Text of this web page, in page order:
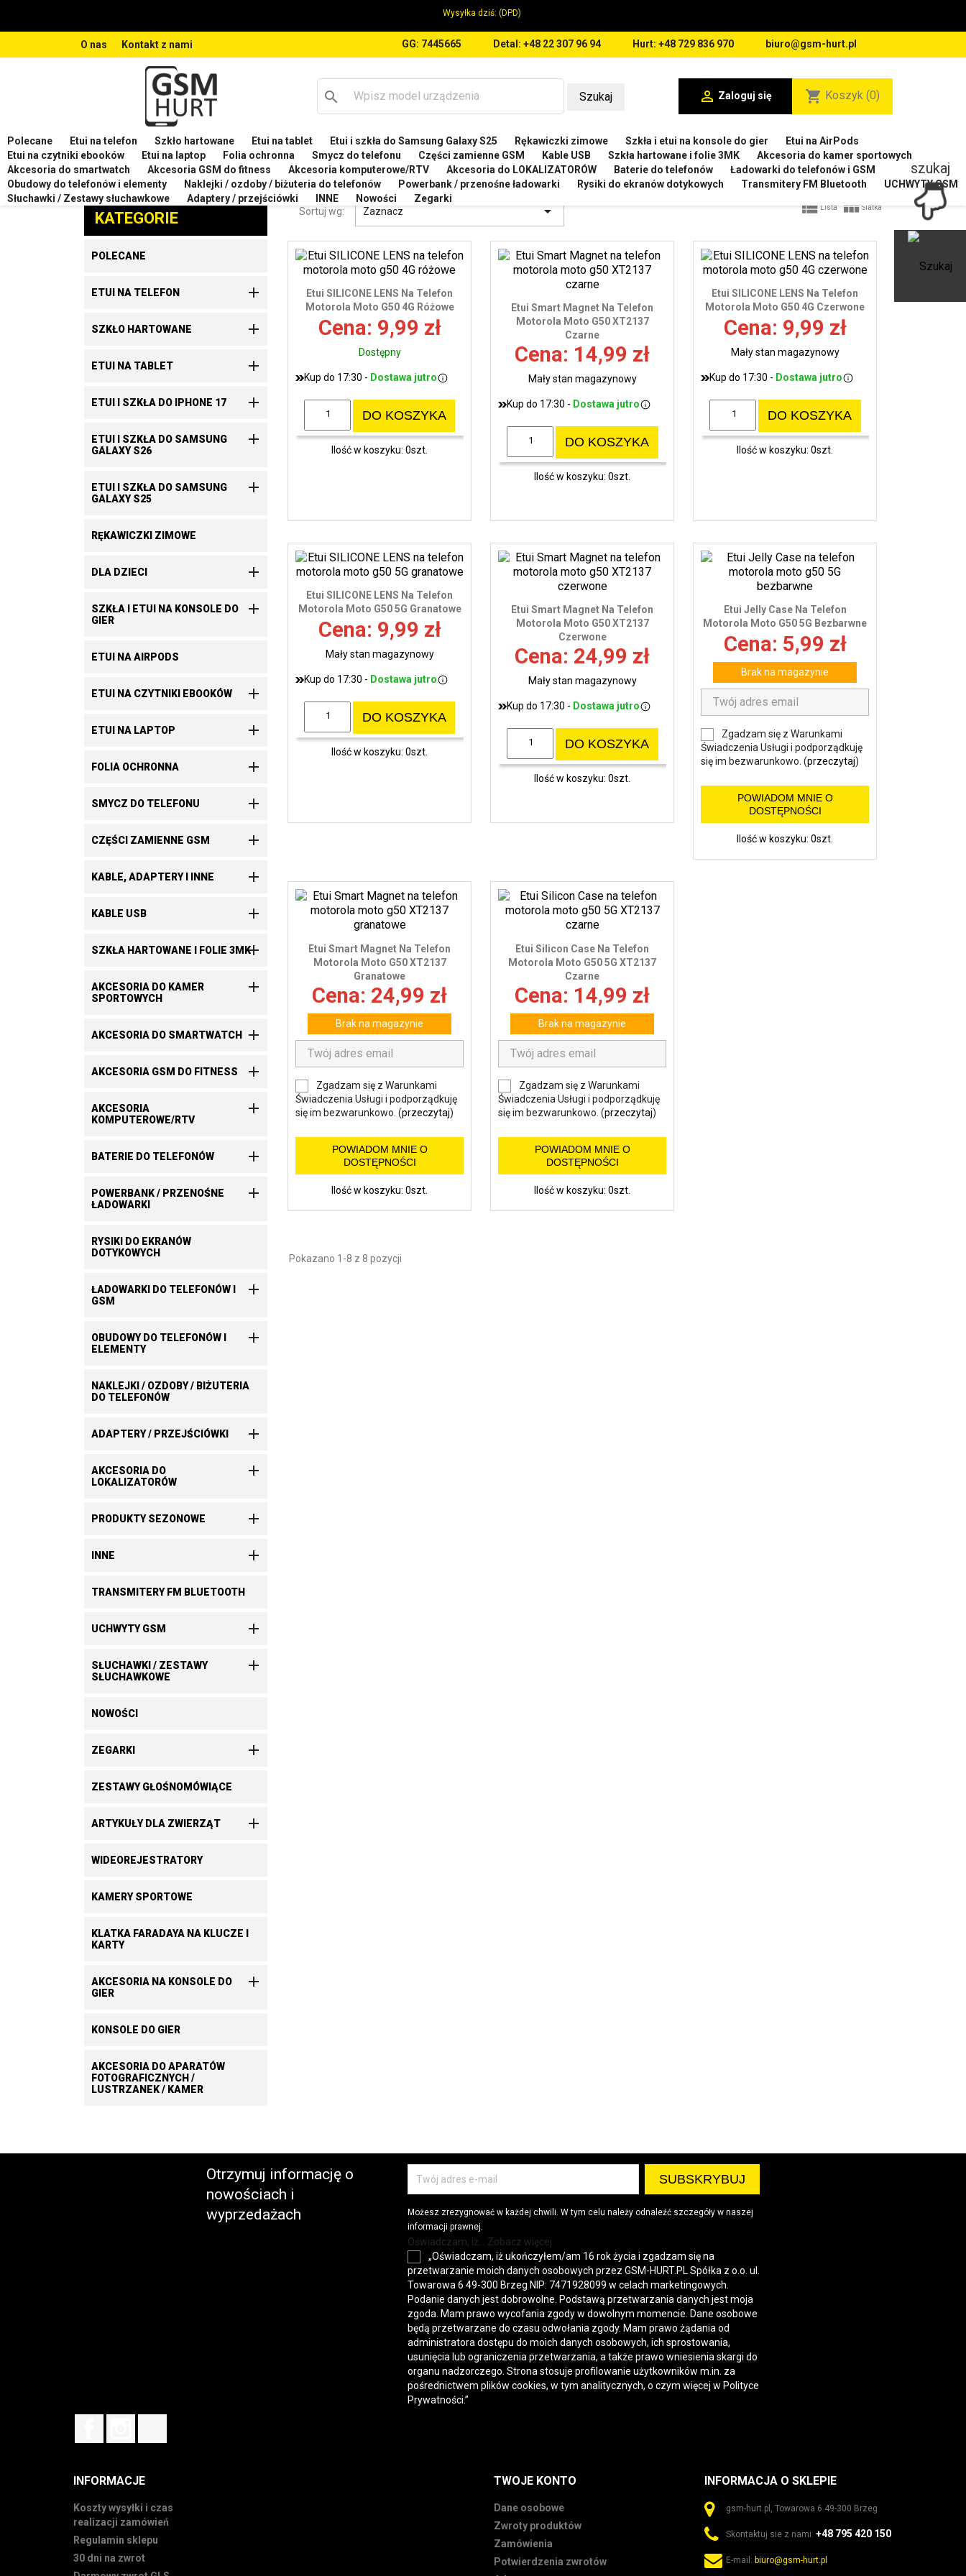
Wysyłka dziś: (DPD)
O nas Kontakt z nami GG: 7445665 Detal: +48 22 307 96 94 Hurt: +48 729 836 970 biuro@gsm-hurt.pl
search Szukaj  Zaloguj się shopping_cart Koszyk (0)
Polecane Etui na telefon Szkło hartowane Etui na tablet Etui i szkła do Samsung Galaxy S25 Rękawiczki zimowe Szkła i etui na konsole do gier
Etui na AirPods
Etui na czytniki ebooków
Etui na laptop Folia ochronna Smycz do telefonu Części zamienne GSM Kable USB Szkła hartowane i folie 3MK
Akcesoria do kamer sportowych
Akcesoria do smartwatch
Akcesoria GSM do fitness Akcesoria komputerowe/RTV Akcesoria do LOKALIZATORÓW Baterie do telefonów
Ładowarki do telefonów i GSM
Obudowy do telefonów i elementy
Naklejki / ozdoby / biżuteria do telefonów Powerbank / przenośne ładowarki Rysiki do ekranów dotykowych Transmitery FM Bluetooth
UCHWYTY GSM
Słuchawki / Zestawy słuchawkowe
Adaptery / przejściówki INNE Nowości Zegarki
Strona główna Etui na telefon Etui na telefon MOTOROLA Etui do Motorola Moto G50 5G XT2137
Zaproponuj produkt
KATEGORIE
POLECANE
ETUI NA TELEFON 
SZKŁO HARTOWANE 
ETUI NA TABLET 
ETUI I SZKŁA DO IPHONE 17 
ETUI I SZKŁA DO SAMSUNG
GALAXY S26

ETUI I SZKŁA DO SAMSUNG
GALAXY S25

RĘKAWICZKI ZIMOWE
DLA DZIECI 
SZKŁA I ETUI NA KONSOLE DO
GIER

ETUI NA AIRPODS
ETUI NA CZYTNIKI EBOOKÓW 
ETUI NA LAPTOP 
FOLIA OCHRONNA 
SMYCZ DO TELEFONU 
CZĘŚCI ZAMIENNE GSM 
KABLE, ADAPTERY I INNE 
KABLE USB 
SZKŁA HARTOWANE I FOLIE 3MK
AKCESORIA DO KAMER
SPORTOWYCH

AKCESORIA DO SMARTWATCH 
AKCESORIA GSM DO FITNESS 
AKCESORIA
KOMPUTEROWE/RTV

BATERIE DO TELEFONÓW 
POWERBANK / PRZENOŚNE
ŁADOWARKI

RYSIKI DO EKRANÓW
DOTYKOWYCH
ŁADOWARKI DO TELEFONÓW I
GSM

OBUDOWY DO TELEFONÓW I
ELEMENTY

NAKLEJKI / OZDOBY / BIŻUTERIA
DO TELEFONÓW
ADAPTERY / PRZEJŚCIÓWKI 
AKCESORIA DO
LOKALIZATORÓW

PRODUKTY SEZONOWE 
INNE 
TRANSMITERY FM BLUETOOTH
UCHWYTY GSM 
SŁUCHAWKI / ZESTAWY
SŁUCHAWKOWE

NOWOŚCI
ZEGARKI 
ZESTAWY GŁOŚNOMÓWIĄCE
ARTYKUŁY DLA ZWIERZĄT 
WIDEOREJESTRATORY
KAMERY SPORTOWE
KLATKA FARADAYA NA KLUCZE I
KARTY
AKCESORIA NA KONSOLE DO
GIER

KONSOLE DO GIER
AKCESORIA DO APARATÓW
FOTOGRAFICZNYCH /
LUSTRZANEK / KAMER
ETUI DO MOTOROLA MOTO G50 5G XT2137
Sortuj wg: Zaznacz   Lista  Siatka
Etui SILICONE LENS Na Telefon
Motorola Moto G50 4G Różowe
Cena: 9,99 zł
Dostępny
Kup do 17:30 - Dostawa jutro
DO KOSZYKA
Ilość w koszyku: 0szt.
Etui Smart Magnet Na Telefon
Motorola Moto G50 XT2137
Czarne
Cena: 14,99 zł
Mały stan magazynowy
Kup do 17:30 - Dostawa jutro
DO KOSZYKA
Ilość w koszyku: 0szt.
Etui SILICONE LENS Na Telefon
Motorola Moto G50 4G Czerwone
Cena: 9,99 zł
Mały stan magazynowy
Kup do 17:30 - Dostawa jutro
DO KOSZYKA
Ilość w koszyku: 0szt.
Etui SILICONE LENS Na Telefon
Motorola Moto G50 5G Granatowe
Cena: 9,99 zł
Mały stan magazynowy
Kup do 17:30 - Dostawa jutro
DO KOSZYKA
Ilość w koszyku: 0szt.
Etui Smart Magnet Na Telefon
Motorola Moto G50 XT2137
Czerwone
Cena: 24,99 zł
Mały stan magazynowy
Kup do 17:30 - Dostawa jutro
DO KOSZYKA
Ilość w koszyku: 0szt.
Etui Jelly Case Na Telefon
Motorola Moto G50 5G Bezbarwne
Cena: 5,99 zł
Brak na magazynie
Zgadzam się z Warunkami
Świadczenia Usługi i podporządkuję
się im bezwarunkowo. (przeczytaj)
POWIADOM MNIE O
DOSTĘPNOŚCI
Ilość w koszyku: 0szt.
Etui Smart Magnet Na Telefon
Motorola Moto G50 XT2137
Granatowe
Cena: 24,99 zł
Brak na magazynie
Zgadzam się z Warunkami
Świadczenia Usługi i podporządkuję
się im bezwarunkowo. (przeczytaj)
POWIADOM MNIE O
DOSTĘPNOŚCI
Ilość w koszyku: 0szt.
Etui Silicon Case Na Telefon
Motorola Moto G50 5G XT2137
Czarne
Cena: 14,99 zł
Brak na magazynie
Zgadzam się z Warunkami
Świadczenia Usługi i podporządkuję
się im bezwarunkowo. (przeczytaj)
POWIADOM MNIE O
DOSTĘPNOŚCI
Ilość w koszyku: 0szt.
Pokazano 1-8 z 8 pozycji
Otrzymuj informację o
nowościach i
wyprzedażach
Możesz zrezygnować w każdej chwili. W tym celu należy odnaleźć szczegóły w naszej
informacji prawnej.
Oświadczam, iż... Zobacz więcej
„Oświadczam, iż ukończyłem/am 16 rok życia i zgadzam się na
przetwarzanie moich danych osobowych przez GSM-HURT.PL Spółka z o.o. ul.
Towarowa 6 49-300 Brzeg NIP: 7471928099 w celach marketingowych.
Podanie danych jest dobrowolne. Podstawą przetwarzania danych jest moja
zgoda. Mam prawo wycofania zgody w dowolnym momencie. Dane osobowe
będą przetwarzane do czasu odwołania zgody. Mam prawo żądania od
administratora dostępu do moich danych osobowych, ich sprostowania,
usunięcia lub ograniczenia przetwarzania, a także prawo wniesienia skargi do
organu nadzorczego. Strona stosuje profilowanie użytkowników m.in. za
pośrednictwem plików cookies, w tym analitycznych, o czym więcej w Polityce
Prywatności.”
INFORMACJE
Koszty wysyłki i czas
realizacji zamówień
Regulamin sklepu
30 dni na zwrot
TWOJE KONTO
Dane osobowe
Zwroty produktów
Zamówienia
Potwierdzenia zwrotów
INFORMACJA O SKLEPIE
gsm-hurt.pl, Towarowa 6 49-300 Brzeg
Skontaktuj sie z nami: +48 795 420 150
E-mail: biuro@gsm-hurt.pl
szukaj